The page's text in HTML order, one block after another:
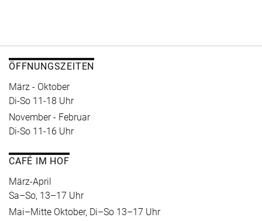
ÖFFNUNGSZEITEN
März - Oktober
Di-So 11-18 Uhr
November - Februar
Di-So 11-16 Uhr
CAFÉ IM HOF
März-April
Sa–So, 13–17 Uhr
Mai–Mitte Oktober, Di–So 13–17 Uhr